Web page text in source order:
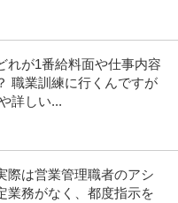
れが1番給料面や仕事内容
職業訓練に行くんですが
詳しい...
際は営業管理職者のアシ
業務がなく、都度指示を